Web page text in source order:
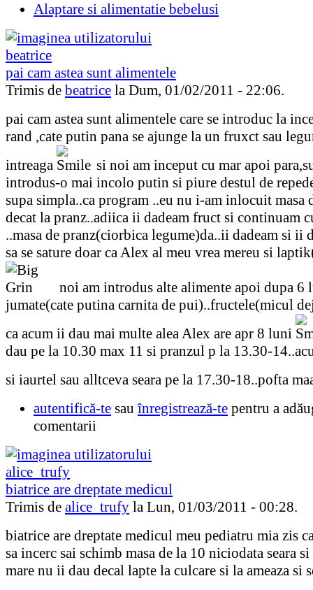
Alaptare si alimentatie bebelusi
pai cam astea sunt alimentele
Trimis de beatrice la Dum, 01/02/2011 - 22:06.
pai cam astea sunt alimentele care se introduc la
rand ,cate putin pana se ajunge la un fruxct sau
intreaga
si noi am inceput cu mar apoi
introdus-o mai incolo putin si piure destul de
supa simpla..ca program ..eu nu i-am inlocuit masa
decat la pranz..adiica ii dadeam fruct si continuam
..masa de pranz(ciorbica legume)da..ii dadeam si ii
sa se sature doar ca Alex al meu vrea mereu si
noi am introdus alte alimente apoi dupa 6
jumate(cate putina carnita de pui)..fructele(micul
ca acum ii dau mai multe alea Alex are apr 8 luni
dau pe la 10.30 max 11 si pranzul p la 13.30-
si iaurtel sau alltceva seara pe la 17.30-18..pofta
autentifică-te sauînregistrează-te pentru a
comentarii
biatrice are dreptate medicul
Trimis de alice_trufy la Lun, 01/03/2011 - 00:28.
biatrice are dreptate medicul meu pediatru mia zis
sa incerc sai schimb masa de la 10 niciodata seara si
mare nu ii dau decal lapte la culcare si la ameaza si